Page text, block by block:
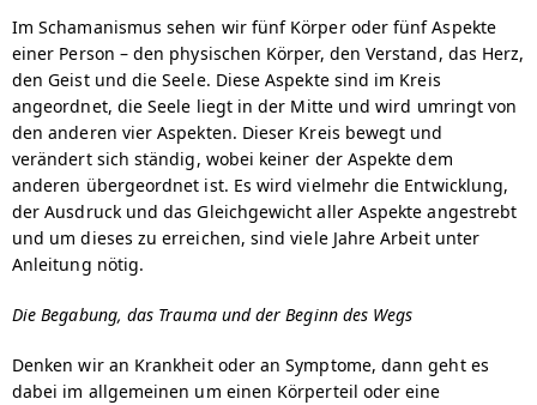
Articles (Deutsch)
Shamanism & Safety Chapter
Connect
Directories
Privacy Policy
Im Schamanismus sehen wir fünf Körper oder fünf Aspekte
einer Person – den physischen Körper, den Verstand, das Herz,
den Geist und die Seele. Diese Aspekte sind im Kreis
angeordnet, die Seele liegt in der Mitte und wird umringt von
den anderen vier Aspekten. Dieser Kreis bewegt und
verändert sich ständig, wobei keiner der Aspekte dem
anderen übergeordnet ist. Es wird vielmehr die Entwicklung,
der Ausdruck und das Gleichgewicht aller Aspekte angestrebt
und um dieses zu erreichen, sind viele Jahre Arbeit unter
Anleitung nötig.
Die Begabung, das Trauma und der Beginn des Wegs
Denken wir an Krankheit oder an Symptome, dann geht es
dabei im allgemeinen um einen Körperteil oder eine